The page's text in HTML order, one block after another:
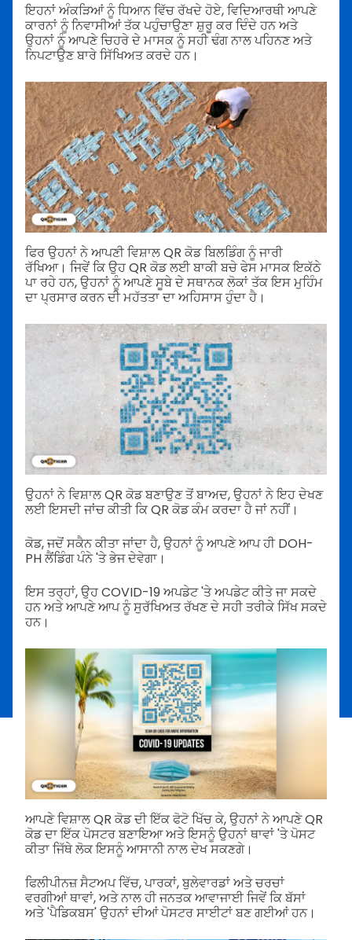
ਇਹਨਾਂ ਅੰਕੜਿਆਂ ਨੂੰ ਧਿਆਨ ਵਿੱਚ ਰੱਖਦੇ ਹੋਏ, ਵਿਦਿਆਰਥੀ ਆਪਣੇ
ਕਾਰਨਾਂ ਨੂੰ ਨਿਵਾਸੀਆਂ ਤੱਕ ਪਹੁੰਚਾਉਣਾ ਸ਼ੁਰੂ ਕਰ ਦਿੰਦੇ ਹਨ ਅਤੇ
ਉਹਨਾਂ ਨੂੰ ਆਪਣੇ ਚਿਹਰੇ ਦੇ ਮਾਸਕ ਨੂੰ ਸਹੀ ਢੰਗ ਨਾਲ ਪਹਿਨਣ ਅਤੇ
ਨਿਪਟਾਉਣ ਬਾਰੇ ਸਿੱਖਿਅਤ ਕਰਦੇ ਹਨ।
ਫਿਰ ਉਹਨਾਂ ਨੇ ਆਪਣੀ ਵਿਸ਼ਾਲ QR ਕੋਡ ਬਿਲਡਿੰਗ ਨੂੰ ਜਾਰੀ
ਰੱਖਿਆ। ਜਿਵੇਂ ਕਿ ਉਹ QR ਕੋਡ ਲਈ ਬਾਕੀ ਬਚੇ ਫੇਸ ਮਾਸਕ ਇਕੱਠੇ
ਪਾ ਰਹੇ ਹਨ, ਉਹਨਾਂ ਨੂੰ ਆਪਣੇ ਸੂਬੇ ਦੇ ਸਥਾਨਕ ਲੋਕਾਂ ਤੱਕ ਇਸ ਮੁਹਿੰਮ
ਦਾ ਪ੍ਰਸਾਰ ਕਰਨ ਦੀ ਮਹੱਤਤਾ ਦਾ ਅਹਿਸਾਸ ਹੁੰਦਾ ਹੈ।
ਉਹਨਾਂ ਨੇ ਵਿਸ਼ਾਲ QR ਕੋਡ ਬਣਾਉਣ ਤੋਂ ਬਾਅਦ, ਉਹਨਾਂ ਨੇ ਇਹ ਦੇਖਣ
ਲਈ ਇਸਦੀ ਜਾਂਚ ਕੀਤੀ ਕਿ QR ਕੋਡ ਕੰਮ ਕਰਦਾ ਹੈ ਜਾਂ ਨਹੀਂ।
ਕੋਡ, ਜਦੋਂ ਸਕੈਨ ਕੀਤਾ ਜਾਂਦਾ ਹੈ, ਉਹਨਾਂ ਨੂੰ ਆਪਣੇ ਆਪ ਹੀ DOH-
PH ਲੈਂਡਿੰਗ ਪੰਨੇ 'ਤੇ ਭੇਜ ਦੇਵੇਗਾ।
ਇਸ ਤਰ੍ਹਾਂ, ਉਹ COVID-19 ਅਪਡੇਟ 'ਤੇ ਅਪਡੇਟ ਕੀਤੇ ਜਾ ਸਕਦੇ
ਹਨ ਅਤੇ ਆਪਣੇ ਆਪ ਨੂੰ ਸੁਰੱਖਿਅਤ ਰੱਖਣ ਦੇ ਸਹੀ ਤਰੀਕੇ ਸਿੱਖ ਸਕਦੇ
ਹਨ।
ਆਪਣੇ ਵਿਸ਼ਾਲ QR ਕੋਡ ਦੀ ਇੱਕ ਫੋਟੋ ਖਿੱਚ ਕੇ, ਉਹਨਾਂ ਨੇ ਆਪਣੇ QR
ਕੋਡ ਦਾ ਇੱਕ ਪੋਸਟਰ ਬਣਾਇਆ ਅਤੇ ਇਸਨੂੰ ਉਹਨਾਂ ਥਾਵਾਂ 'ਤੇ ਪੋਸਟ
ਕੀਤਾ ਜਿੱਥੇ ਲੋਕ ਇਸਨੂੰ ਆਸਾਨੀ ਨਾਲ ਦੇਖ ਸਕਣਗੇ।
ਫਿਲੀਪੀਨਜ਼ ਸੈਟਅਪ ਵਿੱਚ, ਪਾਰਕਾਂ, ਬੁਲੇਵਾਰਡਾਂ ਅਤੇ ਚਰਚਾਂ
ਵਰਗੀਆਂ ਥਾਵਾਂ, ਅਤੇ ਨਾਲ ਹੀ ਜਨਤਕ ਆਵਾਜਾਈ ਜਿਵੇਂ ਕਿ ਬੱਸਾਂ
ਅਤੇ 'ਪੈਡਿਕਬਸ' ਉਹਨਾਂ ਦੀਆਂ ਪੋਸਟਰ ਸਾਈਟਾਂ ਬਣ ਗਈਆਂ ਹਨ।